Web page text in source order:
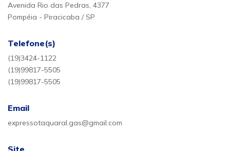
Avenida Rio das Pedras, 4377
Pompéia - Piracicaba / SP
Telefone(s)
(19)3424-1122
(19)99817-5505
(19)99817-5505
Email
expressotaquaral.gas@gmail.com
Site